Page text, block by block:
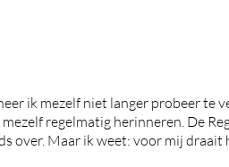
ik mezelf niet langer probeer te
regelmatig herinneren. De
over. Maar ik weet: voor mij draait